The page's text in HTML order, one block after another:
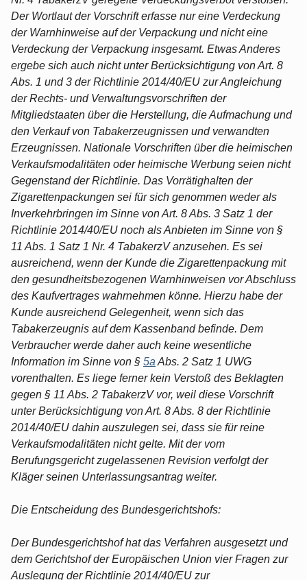
Der Wortlaut der Vorschrift erfasse nur eine Verdeckung
der Warnhinweise auf der Verpackung und nicht eine
Verdeckung der Verpackung insgesamt. Etwas Anderes
ergebe sich auch nicht unter Berücksichtigung von Art. 8
Abs. 1 und 3 der Richtlinie 2014/40/EU zur Angleichung
der Rechts- und Verwaltungsvorschriften der
Mitgliedstaaten über die Herstellung, die Aufmachung und
den Verkauf von Tabakerzeugnissen und verwandten
Erzeugnissen. Nationale Vorschriften über die heimischen
Verkaufsmodalitäten oder heimische Werbung seien nicht
Gegenstand der Richtlinie. Das Vorrätighalten der
Zigarettenpackungen sei für sich genommen weder als
Inverkehrbringen im Sinne von Art. 8 Abs. 3 Satz 1 der
Richtlinie 2014/40/EU noch als Anbieten im Sinne von §
11 Abs. 1 Satz 1 Nr. 4 TabakerzV anzusehen. Es sei
ausreichend, wenn der Kunde die Zigarettenpackung mit
den gesundheitsbezogenen Warnhinweisen vor Abschluss
des Kaufvertrages wahrnehmen könne. Hierzu habe der
Kunde ausreichend Gelegenheit, wenn sich das
Tabakerzeugnis auf dem Kassenband befinde. Dem
Verbraucher werde daher auch keine wesentliche
Information im Sinne von § 5a Abs. 2 Satz 1 UWG
vorenthalten. Es liege ferner kein Verstoß des Beklagten
gegen § 11 Abs. 2 TabakerzV vor, weil diese Vorschrift
unter Berücksichtigung von Art. 8 Abs. 8 der Richtlinie
2014/40/EU dahin auszulegen sei, dass sie für reine
Verkaufsmodalitäten nicht gelte. Mit der vom
Berufungsgericht zugelassenen Revision verfolgt der
Kläger seinen Unterlassungsantrag weiter.
Die Entscheidung des Bundesgerichtshofs:
Der Bundesgerichtshof hat das Verfahren ausgesetzt und
dem Gerichtshof der Europäischen Union vier Fragen zur
Auslegung der Richtlinie 2014/40/EU zur